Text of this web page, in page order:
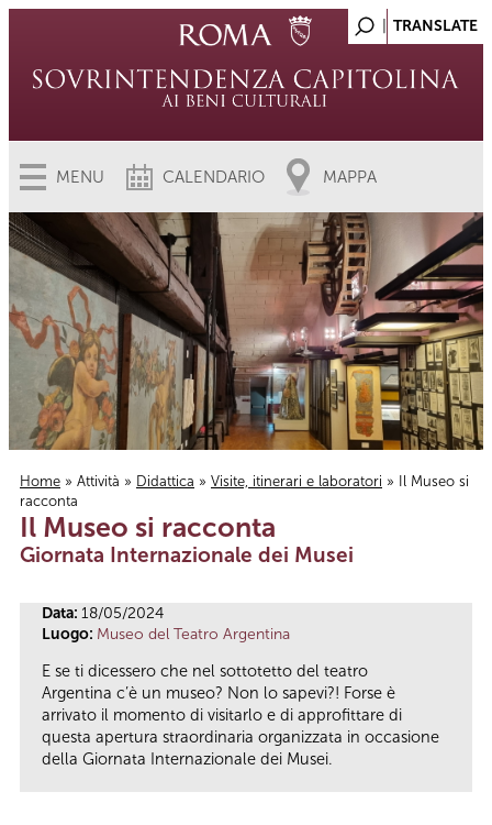
MENU CALENDARIO MAPPA
Tu sei qui
Home » Attività » Didattica » Visite, itinerari e laboratori » Il Museo si
racconta
Il Museo si racconta
Giornata Internazionale dei Musei
Data: 18/05/2024
Luogo: Museo del Teatro Argentina
E se ti dicessero che nel sottotetto del teatro
Argentina c’è un museo? Non lo sapevi?! Forse è
arrivato il momento di visitarlo e di approfittare di
questa apertura straordinaria organizzata in occasione
della Giornata Internazionale dei Musei.